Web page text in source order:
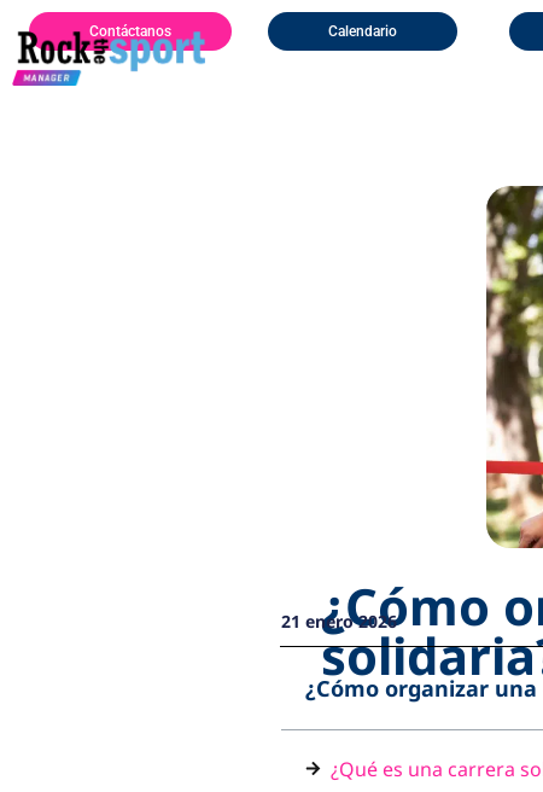
Contáctanos Calendario
¿Cómo
21 enero 2026
¿Cómo organizar
¿Qué es una carrera